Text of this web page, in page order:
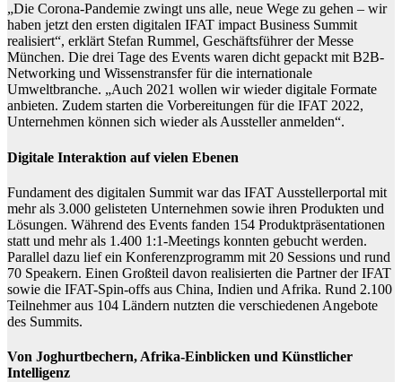
„Die Corona-Pandemie zwingt uns alle, neue Wege zu gehen – wir
haben jetzt den ersten digitalen IFAT impact Business Summit
realisiert“, erklärt Stefan Rummel, Geschäftsführer der Messe
München. Die drei Tage des Events waren dicht gepackt mit B2B-
Networking und Wissenstransfer für die internationale
Umweltbranche. „Auch 2021 wollen wir wieder digitale Formate
anbieten. Zudem starten die Vorbereitungen für die IFAT 2022,
Unternehmen können sich wieder als Aussteller anmelden“.
Digitale Interaktion auf vielen Ebenen
Fundament des digitalen Summit war das IFAT Ausstellerportal mit
mehr als 3.000 gelisteten Unternehmen sowie ihren Produkten und
Lösungen. Während des Events fanden 154 Produktpräsentationen
statt und mehr als 1.400 1:1-Meetings konnten gebucht werden.
Parallel dazu lief ein Konferenzprogramm mit 20 Sessions und rund
70 Speakern. Einen Großteil davon realisierten die Partner der IFAT
sowie die IFAT-Spin-offs aus China, Indien und Afrika. Rund 2.100
Teilnehmer aus 104 Ländern nutzten die verschiedenen Angebote
des Summits.
Von Joghurtbechern, Afrika-Einblicken und Künstlicher
Intelligenz